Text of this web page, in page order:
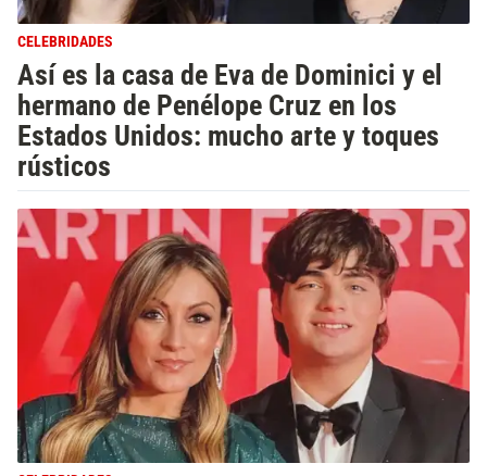
CELEBRIDADES
Así es la casa de Eva de Dominici y el
hermano de Penélope Cruz en los
Estados Unidos: mucho arte y toques
rústicos